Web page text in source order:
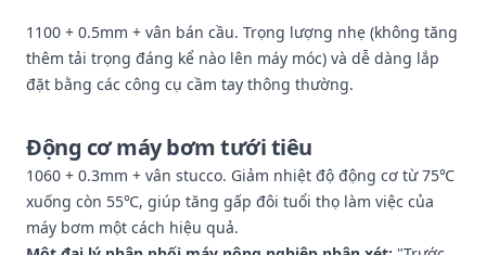
1100 + 0.5mm + vân bán cầu. Trọng lượng nhẹ (không tăng
thêm tải trọng đáng kể nào lên máy móc) và dễ dàng lắp
đặt bằng các công cụ cầm tay thông thường.
Động cơ máy bơm tưới tiêu
1060 + 0.3mm + vân stucco. Giảm nhiệt độ động cơ từ 75℃
xuống còn 55℃, giúp tăng gấp đôi tuổi thọ làm việc của
máy bơm một cách hiệu quả.